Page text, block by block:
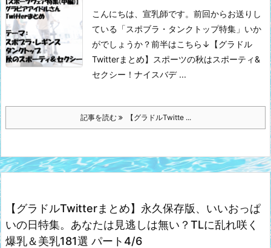
こんにちは、宣乳師です。 前回からお送りし
ている「スポブラ・タンクトップ特集」いか
がでしょうか？前半はこちら↓
【グラドル
Twitterまとめ】スポーツの秋はスポーティ&
セクシー！ナイスバデ ...
記事を読む 【グラドルTwitte ...
【グラドルTwitterまとめ】永久保存版、いいおっぱ
いの日特集。あなたは見逃しは無い？TLに乱れ咲く
爆乳＆美乳181選 パート4/6